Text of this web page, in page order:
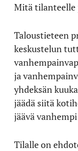
Mitä tilanteelle
Taloustieteen
keskustelun
ja
yhdeksän
jäädä siitä
jäävä
Tilalle on